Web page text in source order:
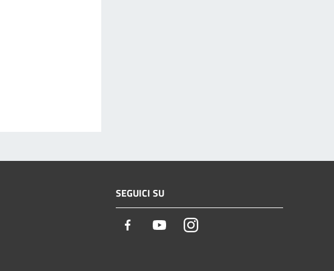
SEGUICI SU
Facebook YoutubeInstagram